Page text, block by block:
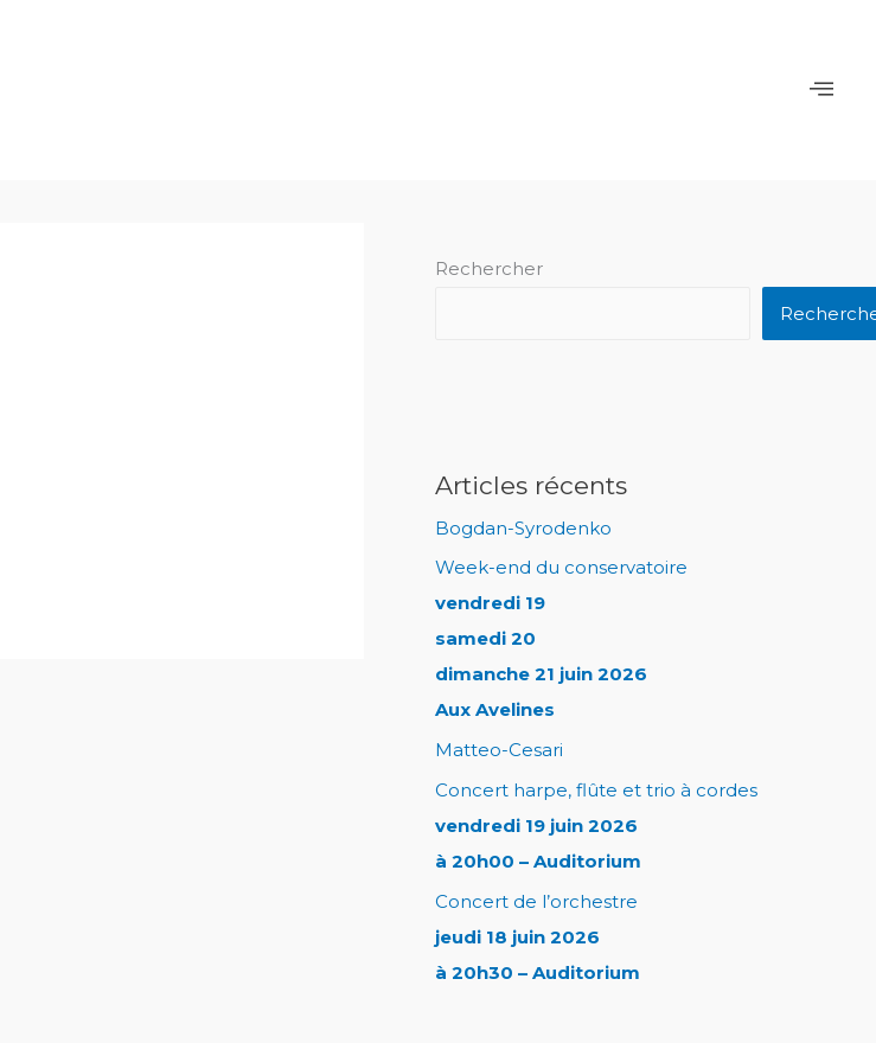
Rechercher
Articles récents
Bogdan-Syrodenko
Week-end du conservatoire
vendredi 19
samedi 20
dimanche 21 juin 2026
Aux Avelines
Matteo-Cesari
Concert harpe, flûte et trio à cordes
vendredi 19 juin 2026
à 20h00 – Auditorium
Concert de l’orchestre
jeudi 18 juin 2026
à 20h30 – Auditorium